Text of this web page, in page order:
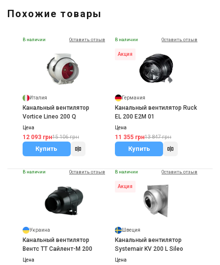
Похожие товары
В наличии Оставить отзыв
Италия
Канальный вентилятор
Vortice Lineo 200 Q
Цена
12 093 грн15 106 грн
Купить
В наличии Оставить отзыв
Акция
Германия
Канальный вентилятор Ruck
EL 200 E2M 01
Цена
11 355 грн13 847 грн
Купить
В наличии Оставить отзыв
Украина
Канальный вентилятор
Вентс ТТ Сайлент-М 200
Цена
В наличии Оставить отзыв
Акция
Швеция
Канальный вентилятор
Systemair KV 200 L Sileo
Цена